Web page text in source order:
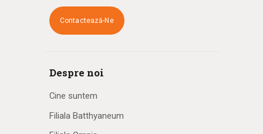
Contactează-Ne
Despre noi
Cine suntem
Filiala Batthyaneum